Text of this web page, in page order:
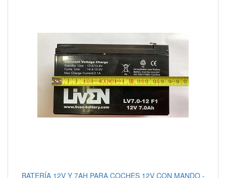
BATERÍA 12V Y 7AH PARA COCHES 12V CON MANDO -